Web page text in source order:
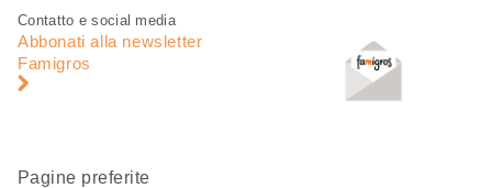
Piè
pagina
Navigazione
pagina
Contatto e social media
Abbonati alla newsletter
Famigros
Pagine preferite